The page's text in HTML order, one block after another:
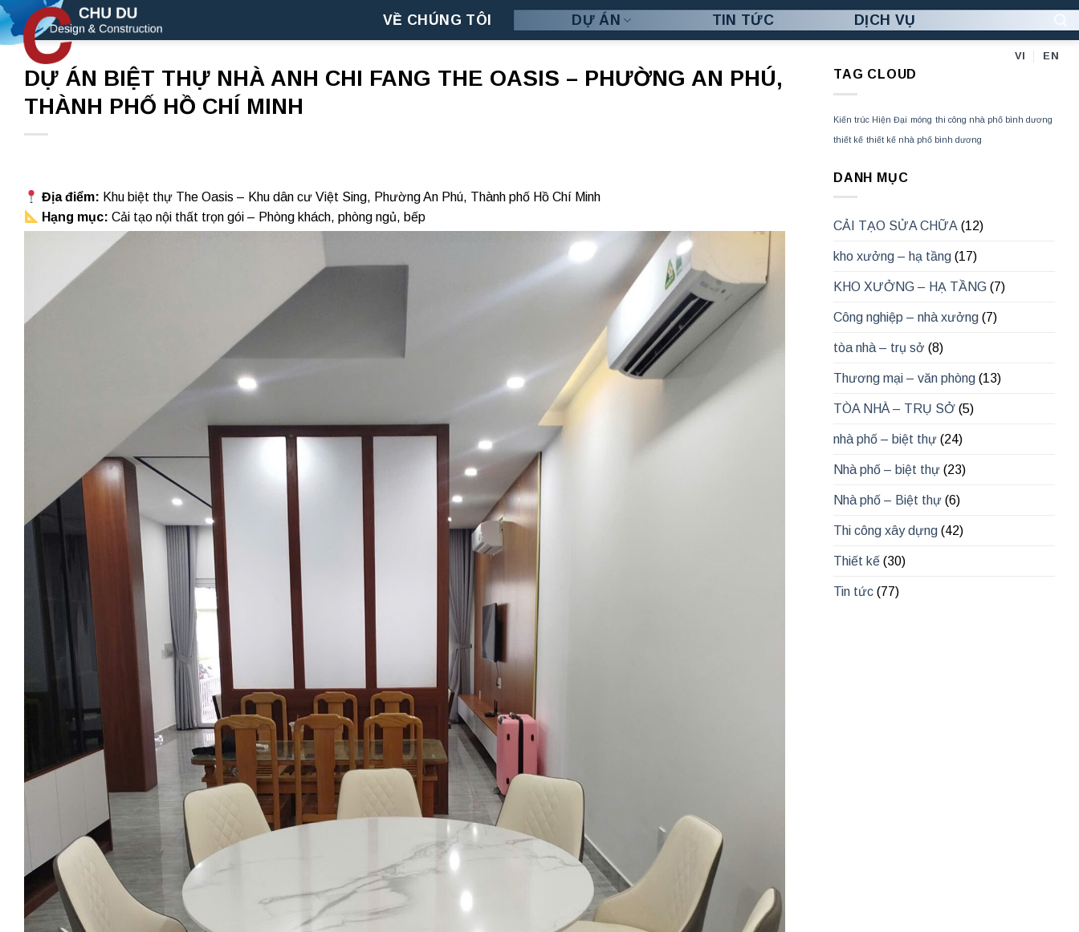
Skip
to
content
VỀ CHÚNG TÔI DỰ ÁN TIN TỨC DỊCH VỤ
VI EN
DỰ ÁN BIỆT THỰ NHÀ ANH CHI FANG THE OASIS – PHƯỜNG AN PHÚ,
THÀNH PHỐ HỒ CHÍ MINH
Địa điểm: Khu biệt thự The Oasis – Khu dân cư Việt Sing, Phường An Phú, Thành phố Hồ Chí Minh
Hạng mục: Cải tạo nội thất trọn gói – Phòng khách, phòng ngủ, bếp
TAG CLOUD
Kiến trúc Hiện Đại móng thi công nhà phố bình dương
thiết kế thiết kế nhà phố bình dương
DANH MỤC
CẢI TẠO SỬA CHỮA (12)
kho xưởng – hạ tầng (17)
KHO XƯỞNG – HẠ TẦNG (7)
Công nghiệp – nhà xưởng (7)
tòa nhà – trụ sở (8)
Thương mại – văn phòng (13)
TÒA NHÀ – TRỤ SỞ (5)
nhà phố – biệt thự (24)
Nhà phố – biệt thự (23)
Nhà phố – Biệt thự (6)
Thi công xây dựng (42)
Thiết kế (30)
Tin tức (77)